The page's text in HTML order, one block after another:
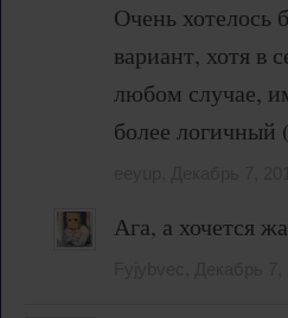
Очень хотелось
вариант, хотя в
любом случае,
более
Ага, а хочется